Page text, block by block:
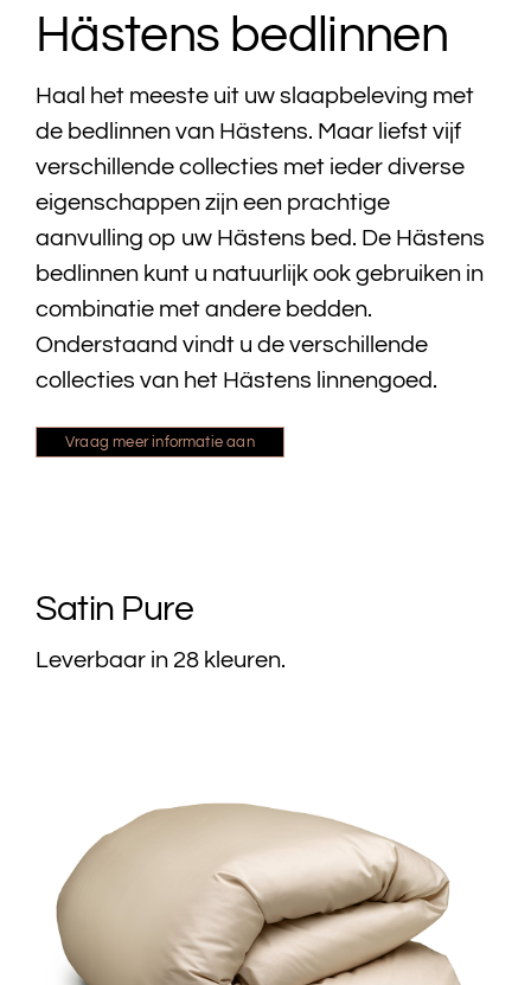
Bedtextiel
Badtextiel
Over ons
Onze showroom
Showroom modellen
Contact
Hästens bedlinnen
Haal het meeste uit uw slaapbeleving met
de bedlinnen van Hästens. Maar liefst vijf
verschillende collecties met ieder diverse
eigenschappen zijn een prachtige
aanvulling op uw Hästens bed. De Hästens
bedlinnen kunt u natuurlijk ook gebruiken in
combinatie met andere bedden.
Onderstaand vindt u de verschillende
collecties van het Hästens linnengoed.
Vraag meer informatie aan
Satin Pure
Leverbaar in 28 kleuren.